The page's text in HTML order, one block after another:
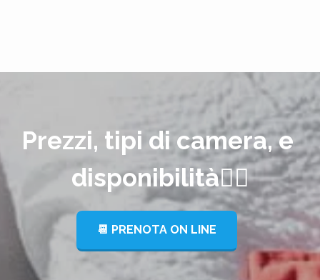
Prezzi, tipi di camera, e
disponibilità👇🏻
📆 PRENOTA ON LINE